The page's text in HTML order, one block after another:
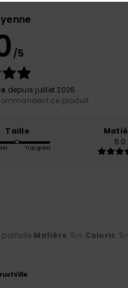
/5
depuis juillet 2026
ce produit
Taille
Trop grand
5.0
parfaite Matière: 5/5 Coloris: 5/